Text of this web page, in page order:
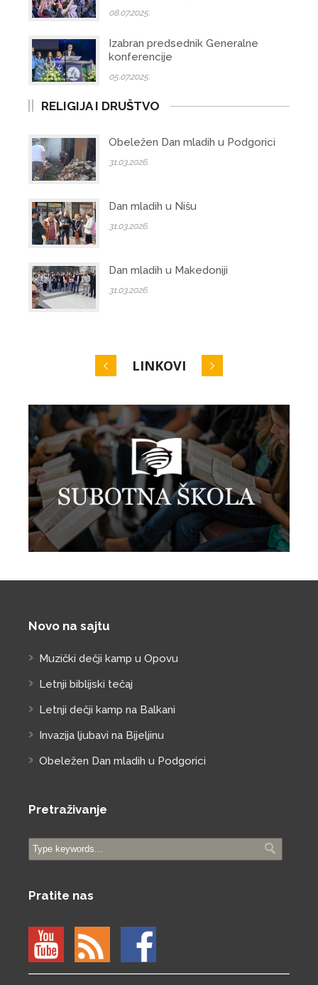
08.07.2025.
Izabran predsednik Generalne
konferencije
05.07.2025.
RELIGIJA I DRUŠTVO
Obeležen Dan mladih u Podgorici
31.03.2026.
Dan mladih u Nišu
31.03.2026.
Dan mladih u Makedoniji
31.03.2026.
LINKOVI
Novo na sajtu
Muzički dečji kamp u Opovu
Letnji biblijski tečaj
Letnji dečji kamp na Balkani
Invazija ljubavi na Bijeljinu
Obeležen Dan mladih u Podgorici
Pretraživanje
Pratite nas